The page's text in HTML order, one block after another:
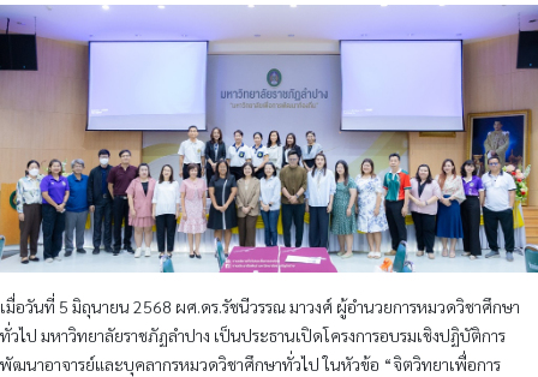
เมื่อวันที่ 5 มิถุนายน 2568 ผศ.ดร.รัชนีวรรณ มาวงศ์ ผู้อำนวยการหมวดวิชาศึกษา
ทั่วไป มหาวิทยาลัยราชภัฏลำปาง เป็นประธานเปิดโครงการอบรมเชิงปฏิบัติการ
พัฒนาอาจารย์และบุคลากรหมวดวิชาศึกษาทั่วไป ในหัวข้อ “จิตวิทยาเพื่อการ